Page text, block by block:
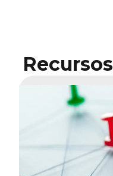
Recursos